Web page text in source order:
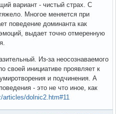
вариант - чистый страх. С
Многое меняется при
поведение доминанта как
выдает точно отмеренную
Из-за неосознаваемого
своей инициативе проявляет к
и подчинения. А
- это не что иное, как
articles/dolnic2.htm#11